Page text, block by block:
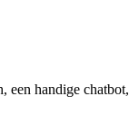
handige chatbot,